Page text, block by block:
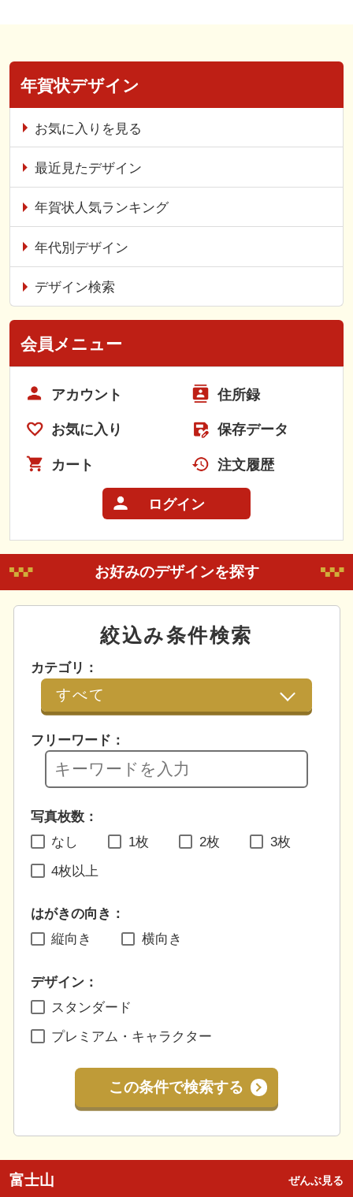
年賀状デザイン
お気に入りを見る
最近見たデザイン
年賀状人気ランキング
年代別デザイン
デザイン検索
会員メニュー
アカウント 住所録
お気に入り 保存データ
カート 注文履歴
ログイン
お好みのデザインを探す
絞込み条件検索
カテゴリ：
フリーワード：
写真枚数：
なし
1枚 2枚 3枚
4枚以上
はがきの向き：
縦向き
横向き
デザイン：
スタンダード
プレミアム・キャラクター
この条件で検索する
富士山 ぜんぶ見る